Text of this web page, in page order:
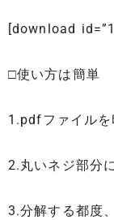
[download
□使い方は簡単
1.pdfファイルを
2.丸いネジ部分
3.分解する都度